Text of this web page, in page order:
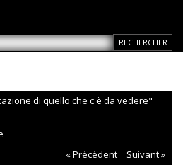
di quello che c'è da vedere"
« Précédent
Suivant »